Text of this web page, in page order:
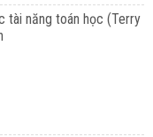
tài năng toán học (Terry